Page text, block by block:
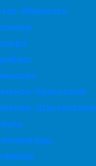
Ивановск
Уральский
Шахтинский